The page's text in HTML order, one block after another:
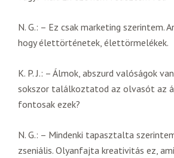
N. G.: – Ez csak marketing szerintem.
hogy élettörténetek, élettörmelékek.
K. P. J.: – Álmok, abszurd valóságok
sokszor találkoztatod az olvasót az
fontosak ezek?
N. G.: – Mindenki tapasztalta
zseniális. Olyanfajta kreativitás ez,